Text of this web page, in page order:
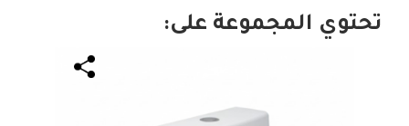
تحتوي المجموعة على: